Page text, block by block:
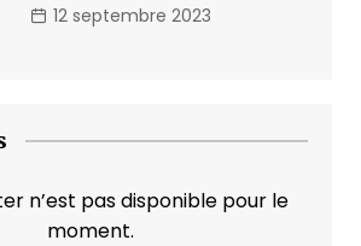
12 septembre 2023
n’est pas disponible pour le
moment.